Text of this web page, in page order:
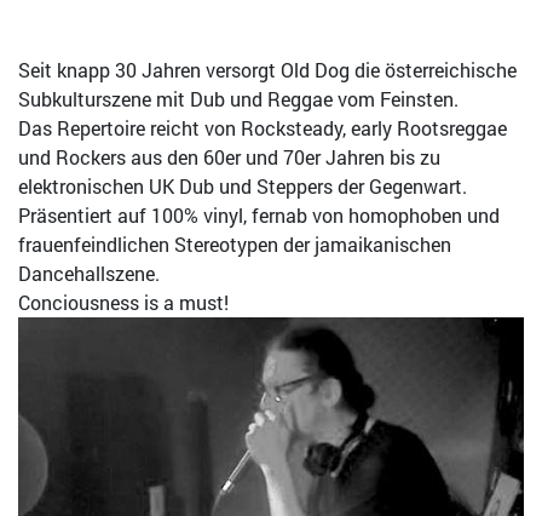
Seit knapp 30 Jahren versorgt Old Dog die österreichische
Subkulturszene mit Dub und Reggae vom Feinsten.
Das Repertoire reicht von Rocksteady, early Rootsreggae
und Rockers aus den 60er und 70er Jahren bis zu
elektronischen UK Dub und Steppers der Gegenwart.
Präsentiert auf 100% vinyl, fernab von homophoben und
frauenfeindlichen Stereotypen der jamaikanischen
Dancehallszene.
Conciousness is a must!